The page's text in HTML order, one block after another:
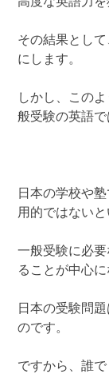
その結果とし
にします。
しかし、この
般受験の英語で
日本の学校や
用的ではないと
一般受験に必
ることが中心に
日本の受験問
のです。
ですから、誰